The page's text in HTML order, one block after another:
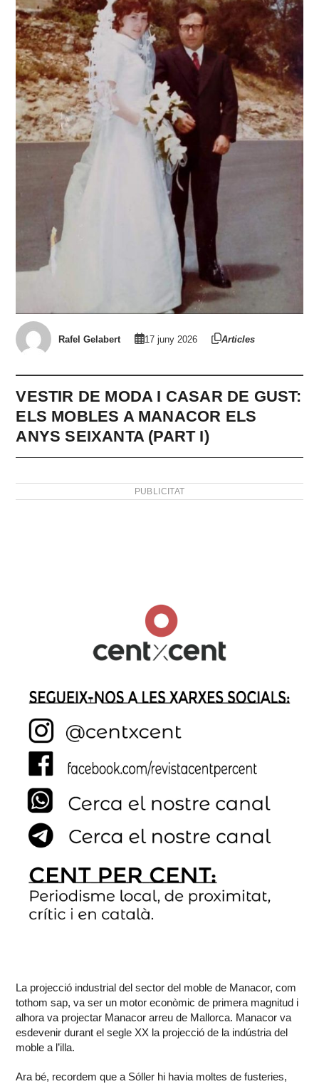
Rafel Gelabert 17 juny 2026 Articles
VESTIR DE MODA I CASAR DE GUST:
ELS MOBLES A MANACOR ELS
ANYS SEIXANTA (PART I)
PUBLICITAT
La projecció industrial del sector del moble de Manacor, com
tothom sap, va ser un motor econòmic de primera magnitud i
alhora va projectar Manacor arreu de Mallorca. Manacor va
esdevenir durant el segle XX la projecció de la indústria del
moble a l’illa.
Ara bé, recordem que a Sóller hi havia moltes de fusteries,